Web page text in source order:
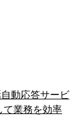
動応答サービ
て業務を効率